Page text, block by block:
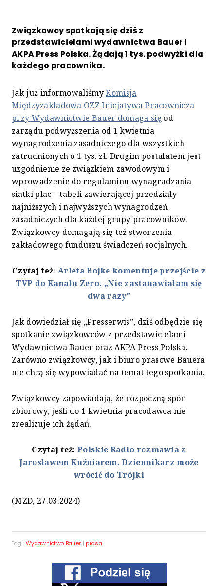
Związkowcy spotkają się dziś z
przedstawicielami wydawnictwa Bauer i
AKPA Press Polska. Żądają 1 tys. podwyżki dla
każdego pracownika.
Jak już informowaliśmyKomisja
Międzyzakładowa OZZ Inicjatywa Pracownicza
przy Wydawnictwie Bauer domaga się od
zarządu podwyższenia od 1 kwietnia
wynagrodzenia zasadniczego dla wszystkich
zatrudnionych o 1 tys. zł. Drugim postulatem jest
uzgodnienie ze związkiem zawodowym i
wprowadzenie do regulaminu wynagradzania
siatki płac – tabeli zawierającej przedziały
najniższych i najwyższych wynagrodzeń
zasadniczych dla każdej grupy pracowników.
Związkowcy domagają się też stworzenia
zakładowego funduszu świadczeń socjalnych.
Czytaj też: Arleta Bojke komentuje przejście z
TVP do Kanału Zero. „Nie zastanawiałam się
dwa razy”
Jak dowiedział się „Presserwis”, dziś odbędzie się
spotkanie związkowców z przedstawicielami
Wydawnictwa Bauer oraz AKPA Press Polska.
Zarówno związkowcy, jak i biuro prasowe Bauera
nie chcą się wypowiadać na temat tego spotkania.
Związkowcy zapowiadają, że rozpoczną spór
zbiorowy, jeśli do 1 kwietnia pracodawca nie
zrealizuje ich żądań.
Czytaj też:Polskie Radio rozmawia z
Jarosławem Kuźniarem. Dziennikarz może
wrócić do Trójki
(MZD, 27.03.2024)
Tagi: Wydawnictwo Bauer | prasa